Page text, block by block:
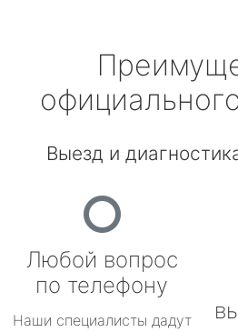
Выезд и
Любой вопрос
по телефону
Наши специалисты дадут